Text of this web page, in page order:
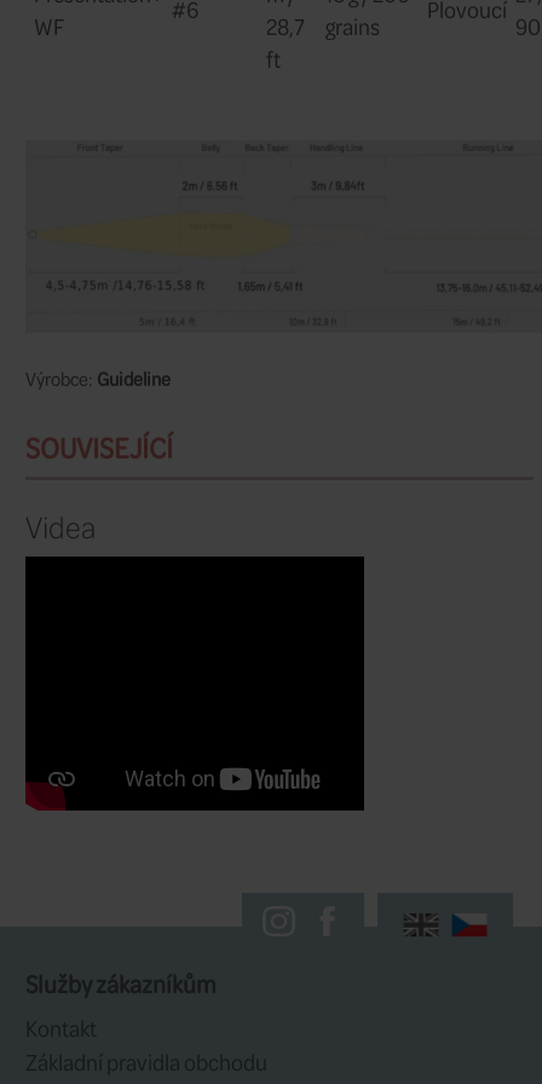
Na předním a zadním konci šňůry jsou
tovární poutka a poblíž špičky je
Barva hlavy je bledě šedozlatá a
jemný chladný šedý odstín. Krabička a
Skvěle funguje se všemi typy
nymf.
Zúžená konstrukce pro nahazování
dobrá univerzální volba.
Šnůra má bledě šedozlatou barvu
šedou barvu runningu.